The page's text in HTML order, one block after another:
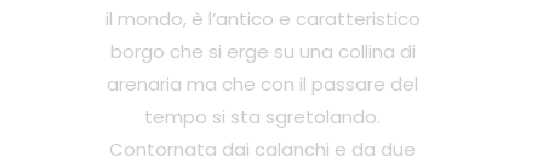
il mondo, è l’antico e caratteristico
borgo che si erge su una collina di
arenaria ma che con il passare del
tempo si sta sgretolando.
Contornata dai calanchi e da due